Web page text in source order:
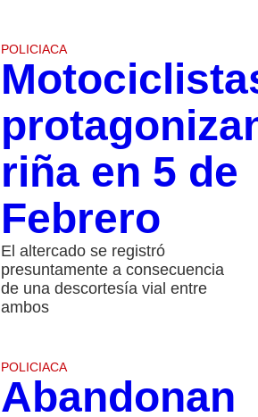
POLICIACA
riña en 5 de
Febrero
El altercado se registró
presuntamente a consecuencia
de una descortesía vial entre
ambos
POLICIACA
Abandonan